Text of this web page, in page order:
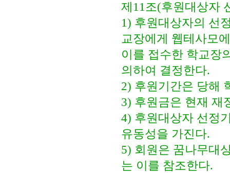
제11조(후원대상자
1) 후원대상자의 선
교장에게 웹테사모
이를 접수한 학교장
의하여 결정한다.
2) 후원기간은 당해
3) 후원금은 현재 재
4) 후원대상자 선정
유동성을 가진다.
5) 회원은 꿈나무대
는 이를 참조한다.